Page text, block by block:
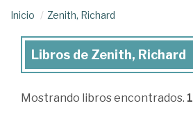
Inicio Zenith, Richard
Libros
Zenith,
Libros de Zenith, Richard
Mostrando libros encontrados. 1